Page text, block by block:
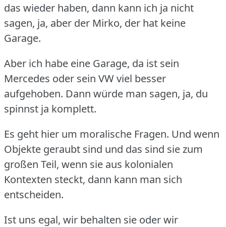
das wieder haben, dann kann ich ja nicht
sagen, ja, aber der Mirko, der hat keine
Garage.
Aber ich habe eine Garage, da ist sein
Mercedes oder sein VW viel besser
aufgehoben. Dann würde man sagen, ja, du
spinnst ja komplett.
Es geht hier um moralische Fragen. Und wenn
Objekte geraubt sind und das sind sie zum
großen Teil, wenn sie aus kolonialen
Kontexten steckt, dann kann man sich
entscheiden.
Ist uns egal, wir behalten sie oder wir